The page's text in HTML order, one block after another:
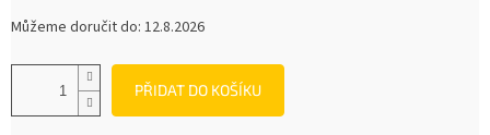
Můžeme doručit do: 12.8.2026
PŘIDAT DO KOŠÍKU